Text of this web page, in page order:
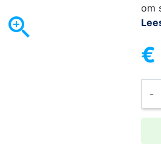

om
€
-